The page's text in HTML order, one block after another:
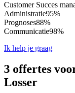
Customer Succes
Administratie95%
Prognoses88%
Communicatie98%
Ik help je graag
3 offertes
Losser